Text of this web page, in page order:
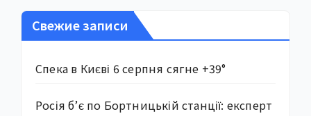
Свежие записи
Спека в Києві 6 серпня сягне +39°
Росія б’є по Бортницькій станції: експерт